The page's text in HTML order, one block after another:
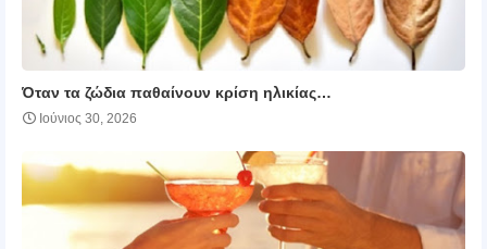
Όταν τα ζώδια παθαίνουν κρίση ηλικίας…
Ιούνιος 30, 2026